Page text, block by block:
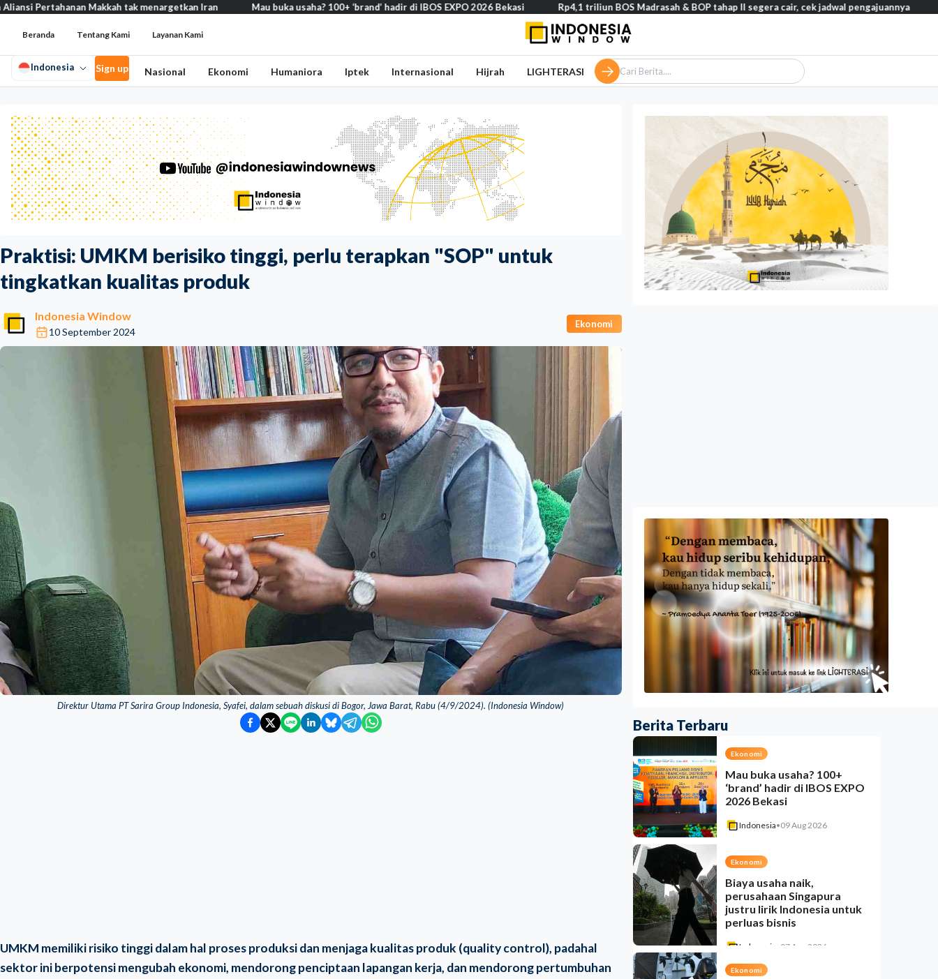
Praktisi: UMKM berisiko tinggi, perlu terapkan "SOP" untuk
tingkatkan kualitas produk
Indonesia Window
10 September 2024
Ekonomi
Direktur Utama PT Sarira Group Indonesia, Syafei, dalam sebuah diskusi di Bogor, Jawa Barat, Rabu (4/9/2024). (Indonesia Window)
UMKM memiliki risiko tinggi dalam hal proses produksi dan menjaga kualitas produk (quality control), padahal
sektor ini berpotensi mengubah ekonomi, mendorong penciptaan lapangan kerja, dan mendorong pertumbuhan
Berita Terbaru
Ekonomi
Mau buka usaha? 100+
‘brand’ hadir di IBOS EXPO
2026 Bekasi
Indonesia•09 Aug 2026
Ekonomi
Biaya usaha naik,
perusahaan Singapura
justru lirik Indonesia untuk
perluas bisnis
Indonesia 07 Aug 2026
Ekonomi
Makkah tak menargetkan Iran Mau buka usaha? 100+ ‘brand’ hadir di IBOS EXPO 2026 Bekasi Rp4,1 triliun BOS Madrasah & BOP tahap II segera cair, cek jadwal pengajuannya Feature –
Beranda Tentang Kami Layanan Kami
Indonesia Sign up Nasional Ekonomi Humaniora Iptek Internasional Hijrah LIGHTERASI